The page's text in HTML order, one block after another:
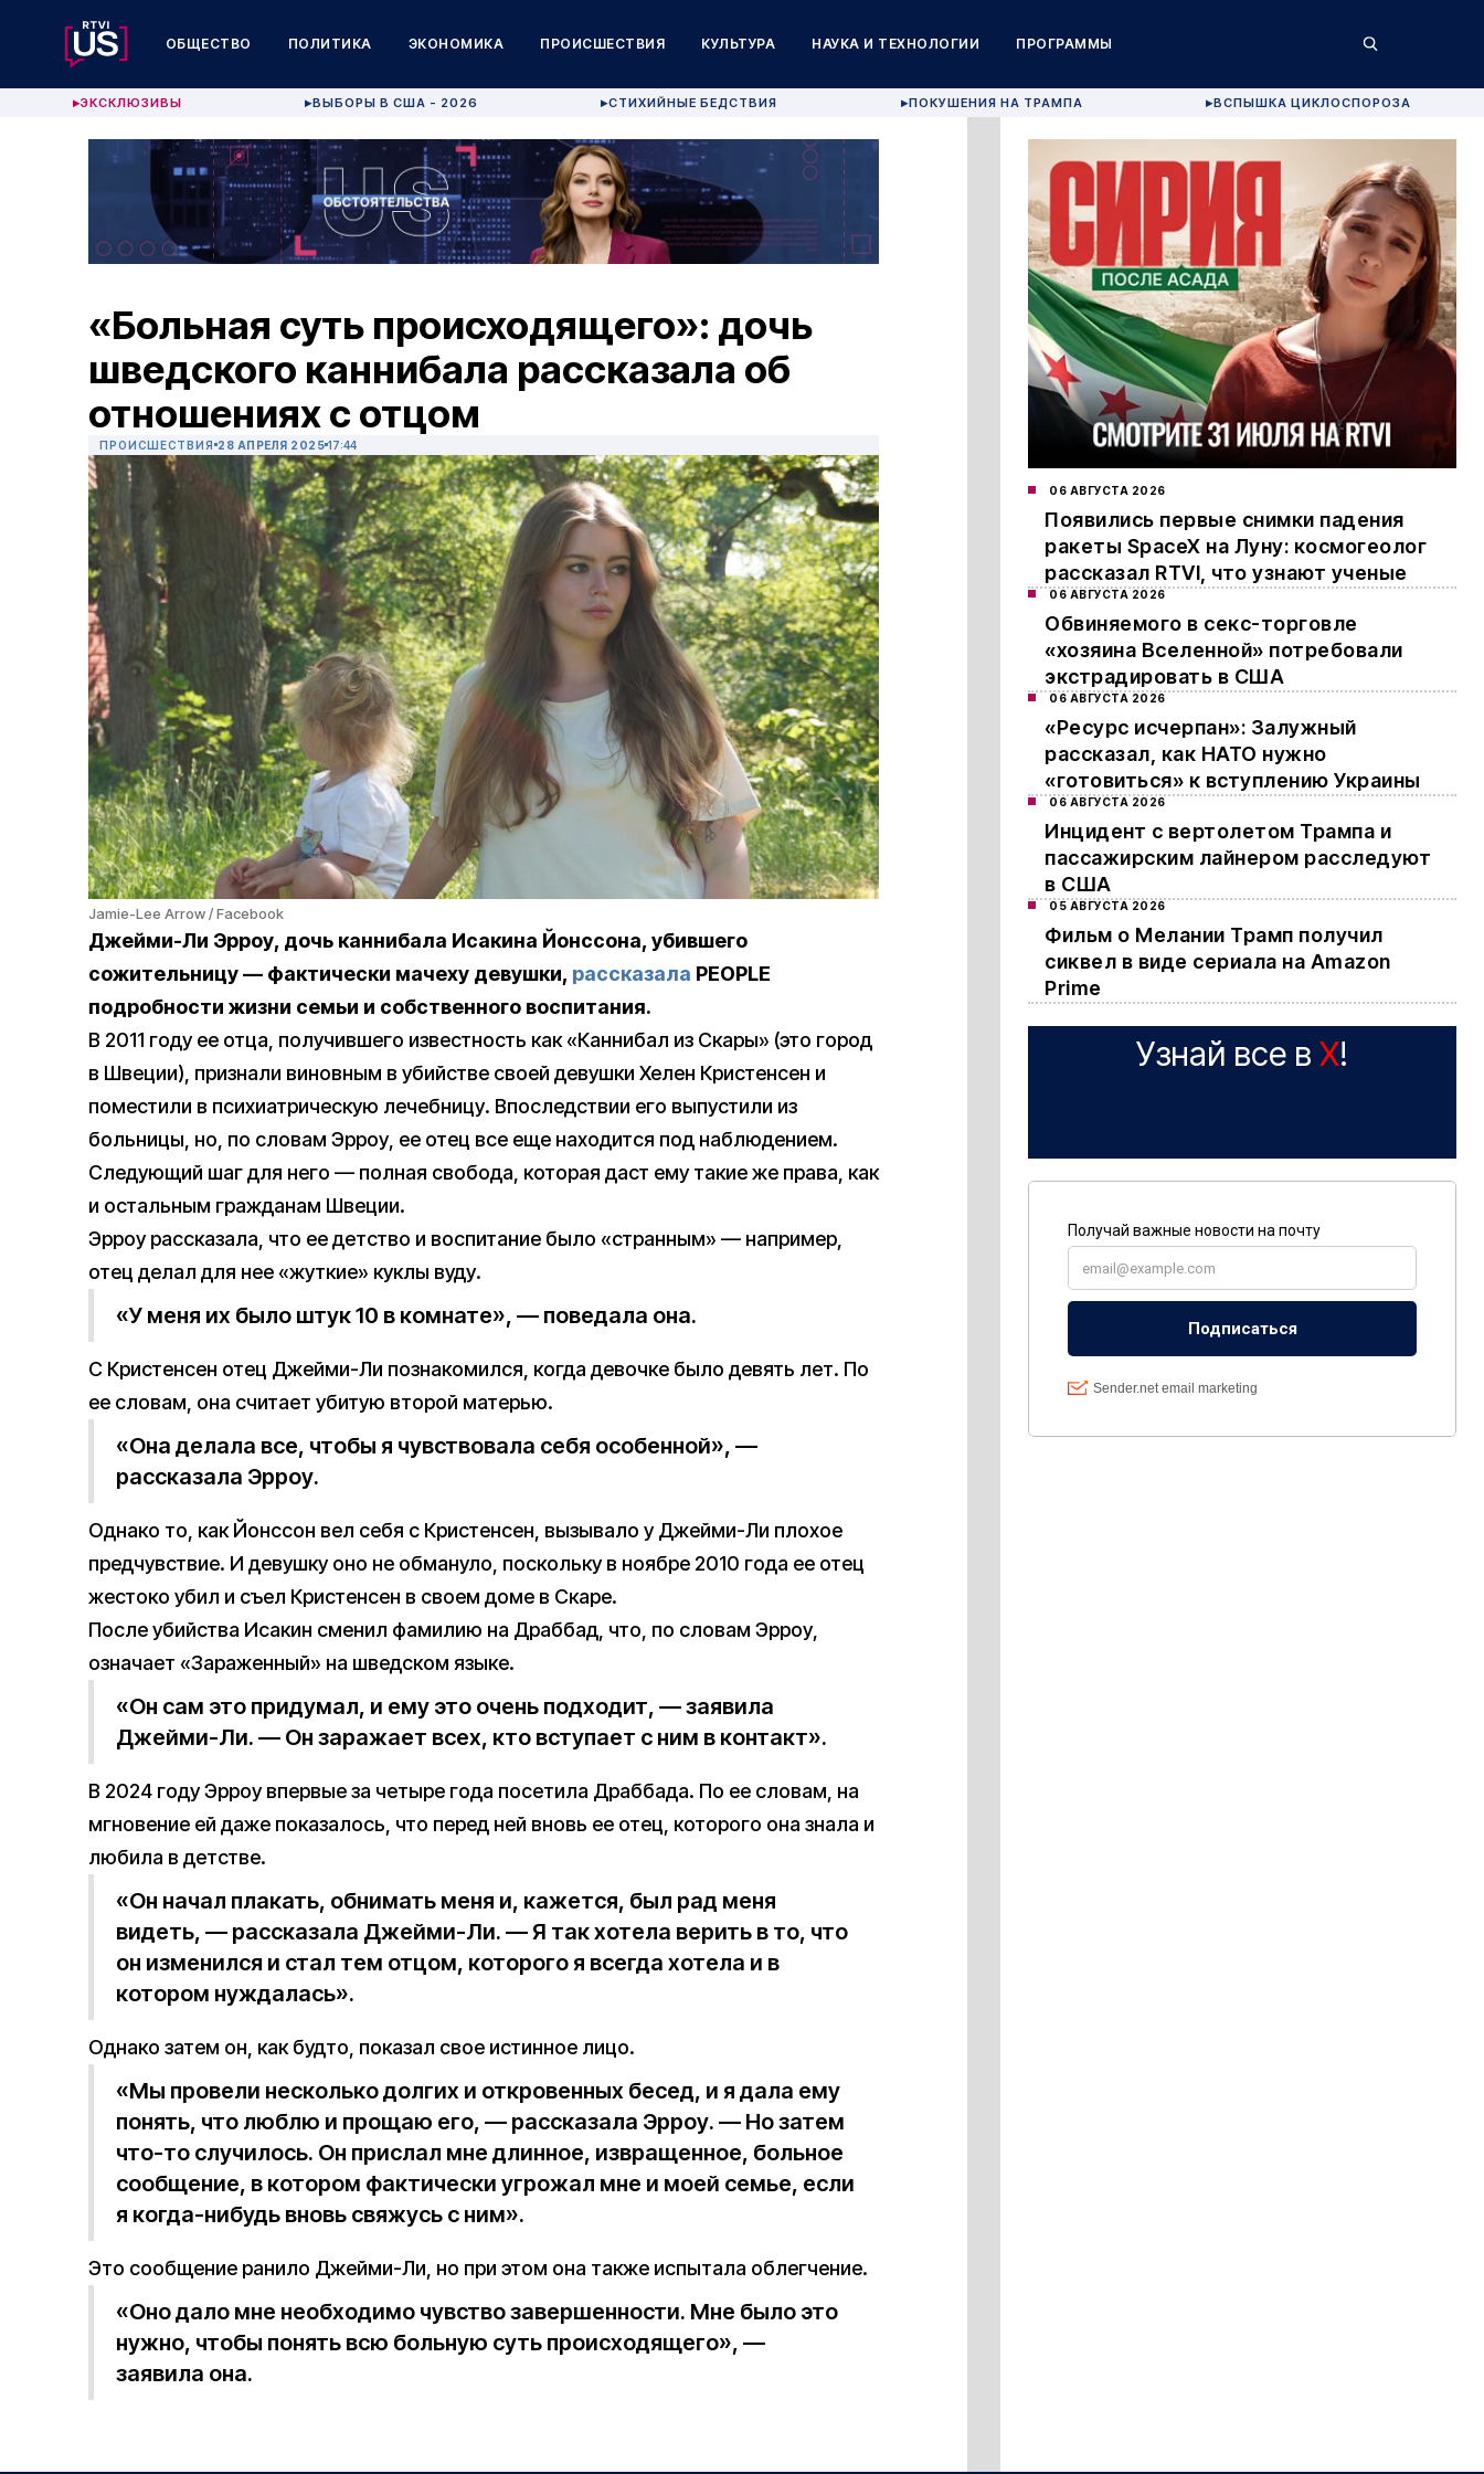
ОБЩЕСТВО ПОЛИТИКА ЭКОНОМИКА ПРОИСШЕСТВИЯ КУЛЬТУРА НАУКА И ТЕХНОЛОГИИ ПРОГРАММЫ
▶ЭКСКЛЮЗИВЫ ▶ВЫБОРЫ В США - 2026 ▶СТИХИЙНЫЕ БЕДСТВИЯ ▶ПОКУШЕНИЯ НА ТРАМПА ▶ВСПЫШКА ЦИКЛОСПОРОЗА
«Больная суть происходящего»: дочь
шведского каннибала рассказала об
отношениях с отцом
ПРОИСШЕСТВИЯ 28 АПРЕЛЯ 2025 17:44
Jamie-Lee Arrow / Facebook
Джейми-Ли Эрроу, дочь каннибала Исакина Йонссона, убившего
сожительницу — фактически мачеху девушки, рассказала PEOPLE
подробности жизни семьи и собственного воспитания.
В 2011 году ее отца, получившего известность как «Каннибал из Скары» (это город
в Швеции), признали виновным в убийстве своей девушки Хелен Кристенсен и
поместили в психиатрическую лечебницу. Впоследствии его выпустили из
больницы, но, по словам Эрроу, ее отец все еще находится под наблюдением.
Следующий шаг для него — полная свобода, которая даст ему такие же права, как
и остальным гражданам Швеции.
Эрроу рассказала, что ее детство и воспитание было «странным» — например,
отец делал для нее «жуткие» куклы вуду.
«У меня их было штук 10 в комнате», — поведала она.
С Кристенсен отец Джейми-Ли познакомился, когда девочке было девять лет. По
ее словам, она считает убитую второй матерью.
«Она делала все, чтобы я чувствовала себя особенной», —
рассказала Эрроу.
Однако то, как Йонссон вел себя с Кристенсен, вызывало у Джейми-Ли плохое
предчувствие. И девушку оно не обмануло, поскольку в ноябре 2010 года ее отец
жестоко убил и съел Кристенсен в своем доме в Скаре.
После убийства Исакин сменил фамилию на Драббад, что, по словам Эрроу,
означает «Зараженный» на шведском языке.
«Он сам это придумал, и ему это очень подходит, — заявила
Джейми-Ли. — Он заражает всех, кто вступает с ним в контакт».
В 2024 году Эрроу впервые за четыре года посетила Драббада. По ее словам, на
мгновение ей даже показалось, что перед ней вновь ее отец, которого она знала и
любила в детстве.
«Он начал плакать, обнимать меня и, кажется, был рад меня
видеть, — рассказала Джейми-Ли. — Я так хотела верить в то, что
он изменился и стал тем отцом, которого я всегда хотела и в
котором нуждалась».
Однако затем он, как будто, показал свое истинное лицо.
«Мы провели несколько долгих и откровенных бесед, и я дала ему
понять, что люблю и прощаю его, — рассказала Эрроу. — Но затем
что-то случилось. Он прислал мне длинное, извращенное, больное
сообщение, в котором фактически угрожал мне и моей семье, если
я когда-нибудь вновь свяжусь с ним».
Это сообщение ранило Джейми-Ли, но при этом она также испытала облегчение.
«Оно дало мне необходимо чувство завершенности. Мне было это
нужно, чтобы понять всю больную суть происходящего», —
заявила она.
06 АВГУСТА 2026
Появились первые снимки падения
ракеты SpaceX на Луну: космогеолог
рассказал RTVI, что узнают ученые
06 АВГУСТА 2026
Обвиняемого в секс-торговле
«хозяина Вселенной» потребовали
экстрадировать в США
06 АВГУСТА 2026
«Ресурс исчерпан»: Залужный
рассказал, как НАТО нужно
«готовиться» к вступлению Украины
06 АВГУСТА 2026
Инцидент с вертолетом Трампа и
пассажирским лайнером расследуют
в США
05 АВГУСТА 2026
Фильм о Мелании Трамп получил
сиквел в виде сериала на Amazon
Prime
Узнай все в X!